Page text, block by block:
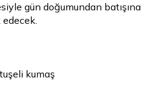
gün doğumundan batışına
kumaş